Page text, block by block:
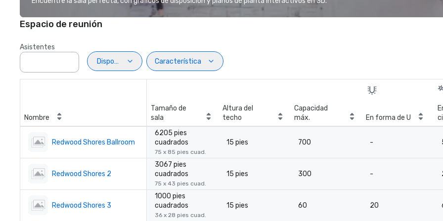
Espacio de reunión
Asistentes
Disposiciön
Característica
Nombre
Tamaño de
sala
Altura del
techo
Capacidad
máx.
En forma de U
Redwood Shores Ballroom
6205 pies
cuadrados
75 x 85 pies cuad.
15 pies 700 -
Redwood Shores 2
3067 pies
cuadrados
75 x 43 pies cuad.
15 pies 300 -
Redwood Shores 3
1000 pies
cuadrados
36 x 28 pies cuad.
15 pies 60 20